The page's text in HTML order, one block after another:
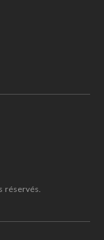
réservés.